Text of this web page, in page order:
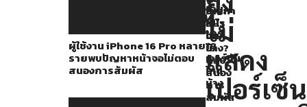
ผู้ใช้งาน iPhone 16 Pro หลาย
รายพบปัญหาหน้าจอไม่ตอบ
สนองการสัมผัส
ไม่
แสดง
เปอร์เซ็
ตั้งแต่
iPhone
X
ขึ้น
ไป
งาน
บน
iOS
18
เวอร์ชัน
ไหน
บ้าง
ปัญหา
หน้า
จอ
ไม่
ตอบ
สนอง
การ
สัมผัส
เยอะ
มี
อะไร
ใหม่
บ้าง?